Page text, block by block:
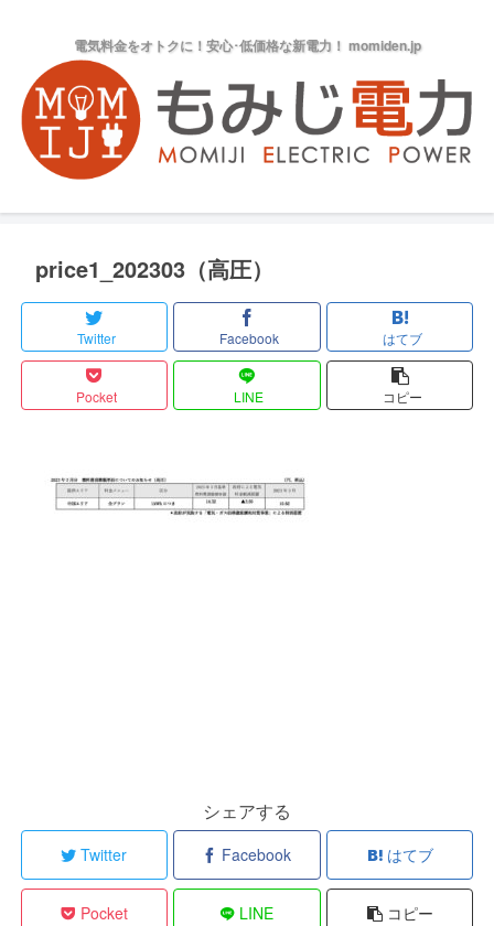
電気料金をオトクに！安心･低価格な新電力！ momiden.jp
price1_202303（高圧）
Twitter Facebook はてブ
Pocket LINE コピー
シェアする
Twitter Facebook はてブ
Pocket LINE コピー